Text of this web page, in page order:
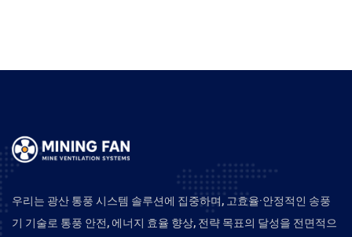
우리는 광산 통풍 시스템 솔루션에 집중하며, 고효율·안정적인 송풍
기 기술로 통풍 안전, 에너지 효율 향상, 전략 목표의 달성을 전면적으